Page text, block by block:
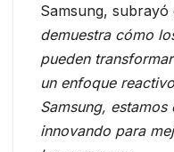
Samsung, subrayó
demuestra cómo
pueden
un enfoque
Samsung,
innovando para